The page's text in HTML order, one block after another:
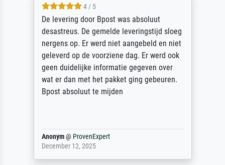
4 / 5
De levering door Bpost was absoluut
desastreus. De gemelde leveringstijd sloeg
nergens op. Er werd niet aangebeld en niet
geleverd op de voorziene dag. Er werd ook
geen duidelijke informatie gegeven over
wat er dan met het pakket ging gebeuren.
Bpost absoluut te mijden
Anonym@ProvenExpert
December 12, 2025